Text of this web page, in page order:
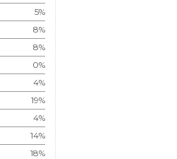
5%
8%
8%
0%
4%
19%
4%
14%
18%